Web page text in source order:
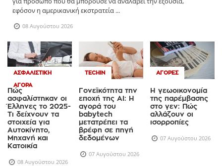
εφόσον η αμερικανική εκστρατεία ...
08 Αυγούστου 2026
ΑΣΦΑΛΙΣΤΙΚΉ
ΑΓΟΡΆ
Πώς
ασφαλίστηκαν οι
Έλληνες το 2025-
Τι δείχνουν τα
στοιχεία για
Αυτοκίνητο,
Μηχανή και
Κατοικία
08 Αυγούστου 2026
TECHIN
Γονεϊκότητα την
εποχή της AI: Η
αγορά του
babytech
μετατρέπει τα
βρέφη σε πηγή
δεδομένων
07 Αυγούστου 2026
ΑΓΟΡΈΣ
Η γεωοικονομία
της παρέμβασης
στο γεν: Πώς
αλλάζουν οι
ισορροπίες
07 Αυγούστου 2026